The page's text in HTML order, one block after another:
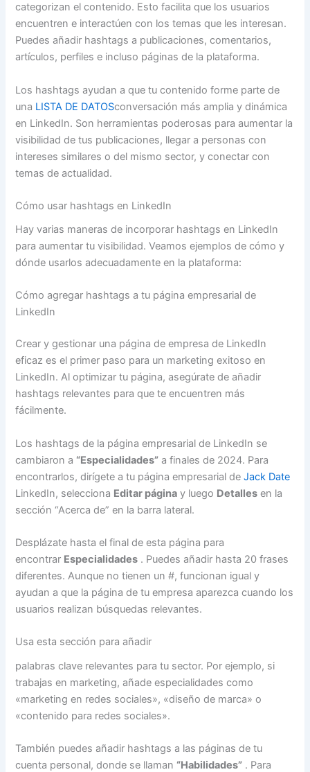
categorizan el contenido. Esto facilita que los usuarios
encuentren e interactúen con los temas que les interesan.
Puedes añadir hashtags a publicaciones, comentarios,
artículos, perfiles e incluso páginas de la plataforma.
Los hashtags ayudan a que tu contenido forme parte de
una LISTA DE DATOSconversación más amplia y dinámica
en LinkedIn. Son herramientas poderosas para aumentar la
visibilidad de tus publicaciones, llegar a personas con
intereses similares o del mismo sector, y conectar con
temas de actualidad.
Cómo usar hashtags en LinkedIn
Hay varias maneras de incorporar hashtags en LinkedIn
para aumentar tu visibilidad. Veamos ejemplos de cómo y
dónde usarlos adecuadamente en la plataforma:
Cómo agregar hashtags a tu página empresarial de
LinkedIn
Crear y gestionar una página de empresa de LinkedIn
eficaz es el primer paso para un marketing exitoso en
LinkedIn. Al optimizar tu página, asegúrate de añadir
hashtags relevantes para que te encuentren más
fácilmente.
Los hashtags de la página empresarial de LinkedIn se
cambiaron a “Especialidades” a finales de 2024. Para
encontrarlos, dirígete a tu página empresarial deJack Date
LinkedIn, selecciona Editar página y luego Detalles en la
sección “Acerca de” en la barra lateral.
Desplázate hasta el final de esta página para
encontrar Especialidades . Puedes añadir hasta 20 frases
diferentes. Aunque no tienen un #, funcionan igual y
ayudan a que la página de tu empresa aparezca cuando los
usuarios realizan búsquedas relevantes.
Usa esta sección para añadir
palabras clave relevantes para tu sector. Por ejemplo, si
trabajas en marketing, añade especialidades como
«marketing en redes sociales», «diseño de marca» o
«contenido para redes sociales».
También puedes añadir hashtags a las páginas de tu
cuenta personal, donde se llaman “Habilidades” . Para